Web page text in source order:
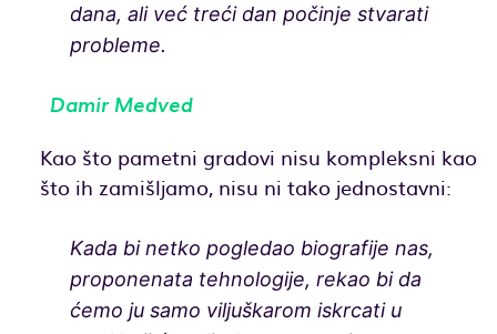
dana, ali već treći dan počinje stvarati
probleme.
Damir Medved
Kao što pametni gradovi nisu kompleksni kao
što ih zamišljamo, nisu ni tako jednostavni:
Kada bi netko pogledao biografije nas,
proponenata tehnologije, rekao bi da
ćemo ju samo viljuškarom iskrcati u